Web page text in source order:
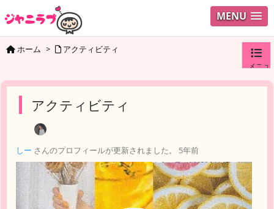
MENU
メニュ
検索
ホーム > アクティビティ
アクティビティ
しー さんのプロフィールが更新されました。 5年前